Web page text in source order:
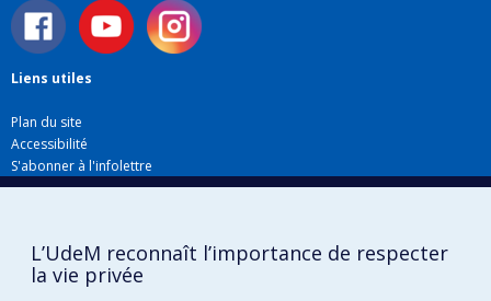
Liens utiles
Plan du site
Accessibilité
S'abonner à l'infolettre
Nouvelles
Info COVID-19
Offres d'emploi
L’UdeM reconnaît l’importance de respecter
la vie privée